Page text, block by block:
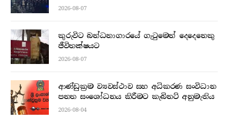
2026-08-07
කුරුවිට බන්ධනාගාරයේ ගැටුමෙන් දෙදෙනෙකු
ජීවිතක්ෂයට
2026-08-07
ආණ්ඩුක්‍රම ව්‍යවස්ථාව සහ අධිකරණ සංවිධාන
පනත සංශෝධනය කිරීමට කැබිනට් අනුමැතිය
2026-08-04